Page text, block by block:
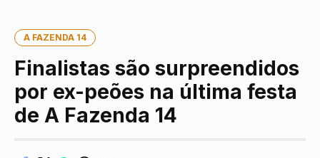
A FAZENDA 14
Finalistas são surpreendidos
por ex-peões na última festa
de A Fazenda 14